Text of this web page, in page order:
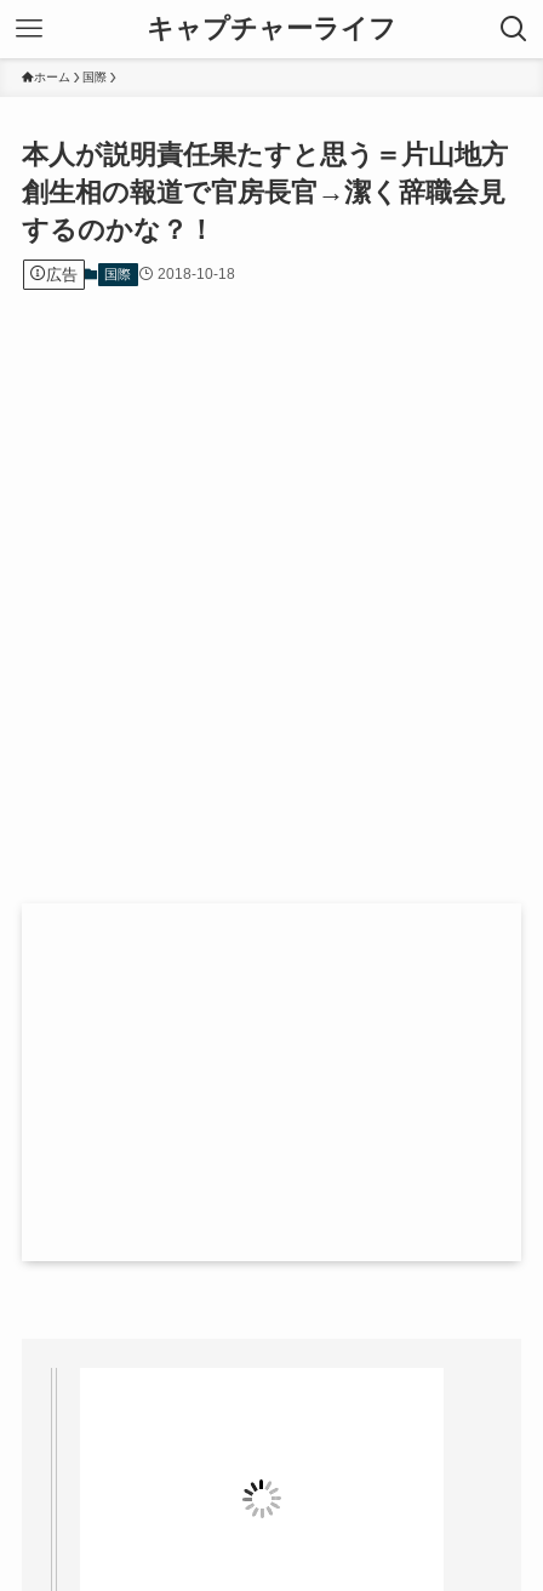
キャプチャーライフ
ホーム 国際
本人が説明責任果たすと思う＝片山地方
創生相の報道で官房長官→潔く辞職会見
するのかな？！
広告 国際 2018-10-18